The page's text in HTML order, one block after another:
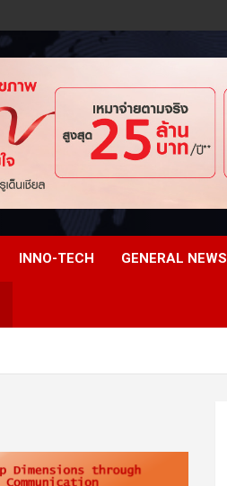
INNO-TECH GENERAL NEWS